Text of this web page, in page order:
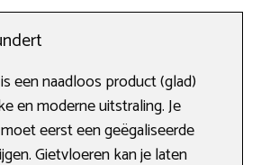
een naadloos product (glad)
en moderne uitstraling. Je
eerst een geëgaliseerde
Gietvloeren kan je laten